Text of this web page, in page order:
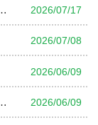
2026/07/17
2026/07/08
2026/06/09
2026/06/09